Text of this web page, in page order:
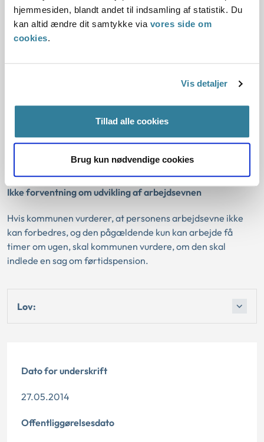
hjemmesiden, blandt andet til indsamling af statistik. Du
kan altid ændre dit samtykke via vores side om
cookies.
Vis detaljer
Tillad alle cookies
Brug kun nødvendige cookies
Opfølgning
Hvis kommunen vurderer, at borgerens arbejdsevne kan
visiterer borgeren til fleksjob, skal kommunen ved den
løbende opfølgning vurdere, om der fortsat er mulighed for,
efter 2½ år og status efter 4½ år i fleksjobbet, eller ved
vurderinger af, om borgeren fortsat opfylder betingelserne
for fleksjob, som skal foretages, hver gang den pågældende
Ikke forventning om udvikling af arbejdsevnen
Hvis kommunen vurderer, at personens arbejdsevne ikke
kan forbedres, og den pågældende kun kan arbejde få
timer om ugen, skal kommunen vurdere, om den skal
indlede en sag om førtidspension.
Lov:
Dato for underskrift
27.05.2014
Offentliggørelsesdato